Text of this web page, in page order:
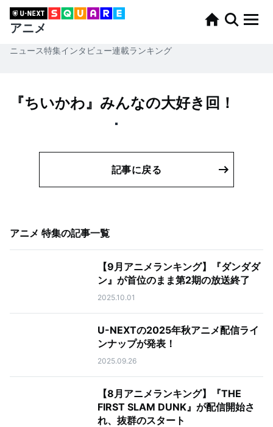
アニメ
ニュース特集インタビュー連載ランキング
『ちいかわ』みんなの大好き回！
記事に戻る
アニメ 特集の記事一覧
【9月アニメランキング】『ダンダダ
ン』が首位のまま第2期の放送終了
2025.10.01
U-NEXTの2025年秋アニメ配信ライ
ンナップが発表！
2025.09.26
【8月アニメランキング】『THE
FIRST SLAM DUNK』が配信開始さ
れ、抜群のスタート